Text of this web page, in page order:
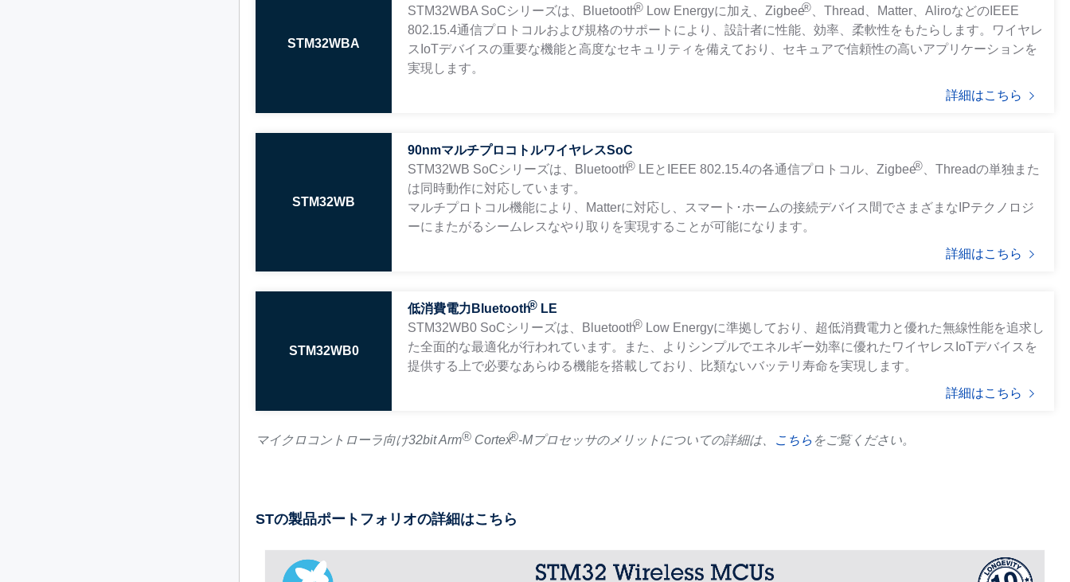
STM32WBA
STM32WBA SoCシリーズは、Bluetooth® Low Energyに加え、Zigbee® 、Thread、Matter、AliroなどのIEEE
802.15.4通信プロトコルおよび規格のサポートにより、設計者に性能、効率、柔軟性をもたらします。ワイヤレ
スIoTデバイスの重要な機能と高度なセキュリティを備えており、セキュアで信頼性の高いアプリケーションを
実現します。
詳細はこちら
STM32WB
90nmマルチプロコトルワイヤレスSoC
STM32WB SoCシリーズは、Bluetooth® LEとIEEE 802.15.4の各通信プロトコル、Zigbee® 、Threadの単独また
は同時動作に対応しています。
マルチプロトコル機能により、Matterに対応し、スマート･ホームの接続デバイス間でさまざまなIPテクノロジ
ーにまたがるシームレスなやり取りを実現することが可能になります。
詳細はこちら
STM32WB0
低消費電力Bluetooth® LE
STM32WB0 SoCシリーズは、Bluetooth® Low Energyに準拠しており、超低消費電力と優れた無線性能を追求し
た全面的な最適化が行われています。また、よりシンプルでエネルギー効率に優れたワイヤレスIoTデバイスを
提供する上で必要なあらゆる機能を搭載しており、比類ないバッテリ寿命を実現します。
詳細はこちら
マイクロコントローラ向け32bit Arm®Cortex®-Mプロセッサのメリットについての詳細は、 こちら をご覧ください。
STの製品ポートフォリオの詳細はこちら